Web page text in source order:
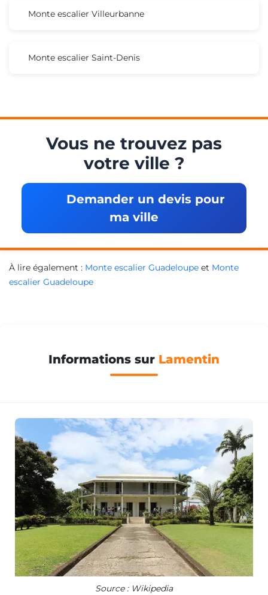
Monte escalier Villeurbanne
Monte escalier Saint-Denis
Vous ne trouvez pas
votre ville ?
Demander un devis pour
ma ville
À lire également : Monte escalier Guadeloupe et Monte
escalier Guadeloupe
Informations sur Lamentin
Source : Wikipedia